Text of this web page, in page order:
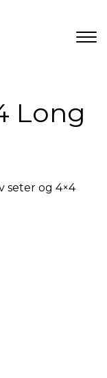
Long
seter og 4×4